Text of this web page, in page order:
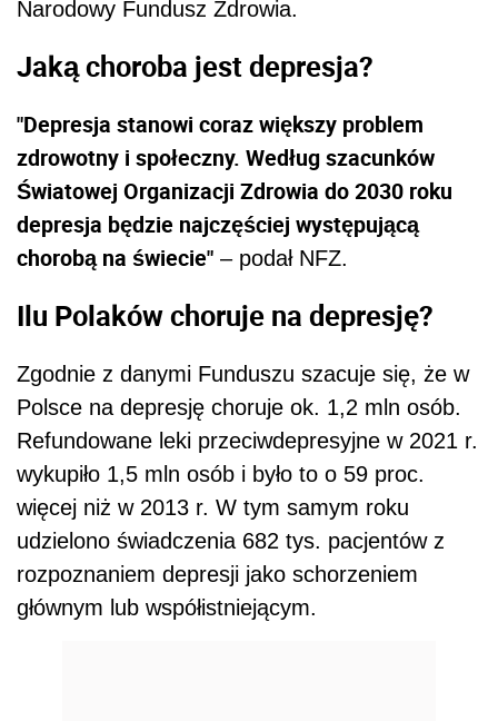
Narodowy Fundusz Zdrowia.
Jaką choroba jest depresja?
"Depresja stanowi coraz większy problem
zdrowotny i społeczny. Według szacunków
Światowej Organizacji Zdrowia do 2030 roku
depresja będzie najczęściej występującą
chorobą na świecie" – podał NFZ.
Ilu Polaków choruje na depresję?
Zgodnie z danymi Funduszu szacuje się, że w
Polsce na depresję choruje ok. 1,2 mln osób.
Refundowane leki przeciwdepresyjne w 2021 r.
wykupiło 1,5 mln osób i było to o 59 proc.
więcej niż w 2013 r. W tym samym roku
udzielono świadczenia 682 tys. pacjentów z
rozpoznaniem depresji jako schorzeniem
głównym lub współistniejącym.